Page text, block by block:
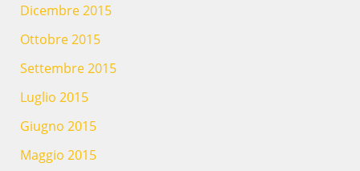
Dicembre 2015
Ottobre 2015
Settembre 2015
Luglio 2015
Giugno 2015
Maggio 2015